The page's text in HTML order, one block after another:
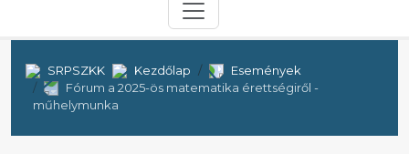
SRPSZKK Kezdőlap
Események
Fórum a 2025-ös matematika érettségiről -
műhelymunka